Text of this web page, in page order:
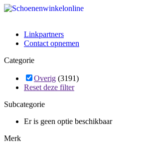
Linkpartners
Contact opnemen
Categorie
Overig (3191)
Reset deze filter
Subcategorie
Er is geen optie beschikbaar
Merk